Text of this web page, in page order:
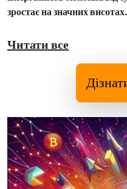
зростає на значних висотах.
Читати все